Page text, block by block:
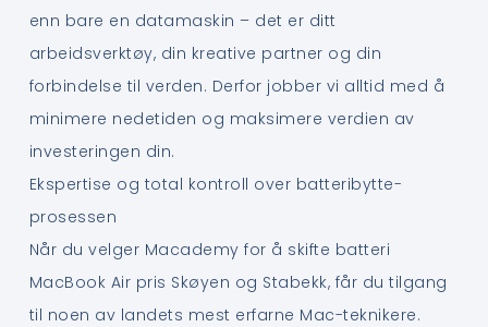
enn bare en datamaskin – det er ditt
arbeidsverktøy, din kreative partner og din
forbindelse til verden. Derfor jobber vi alltid med å
minimere nedetiden og maksimere verdien av
investeringen din.
Ekspertise og total kontroll over batteribytte-
prosessen
Når du velger Macademy for å skifte batteri
MacBook Air pris Skøyen og Stabekk, får du tilgang
til noen av landets mest erfarne Mac-teknikere.